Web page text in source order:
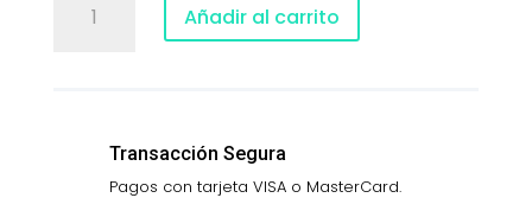
Xiaomi
Añadir al carrito
Transacción Segura
Pagos con tarjeta VISA o MasterCard.